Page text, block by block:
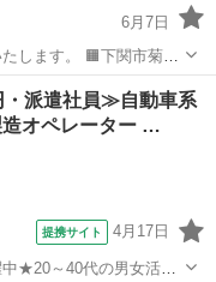
6月7日
します。 🟧下関市菊川
派遣社員≫自動車系
オペレーター …
提携サイト 4月17日
★20～40代の男女活躍